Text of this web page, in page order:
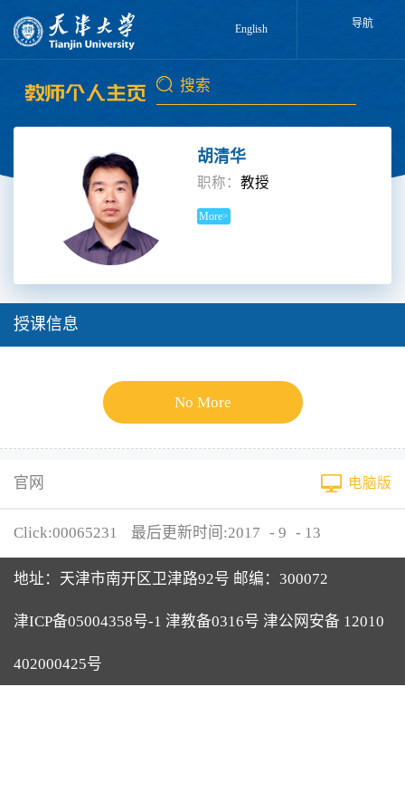
English 导航
胡清华
职称：教授
More>
授课信息
No More
官网 电脑版
Click:00065231 最后更新时间:2017 - 9 - 13
地址：天津市南开区卫津路92号 邮编：300072
津ICP备05004358号-1 津教备0316号 津公网安备 12010
402000425号